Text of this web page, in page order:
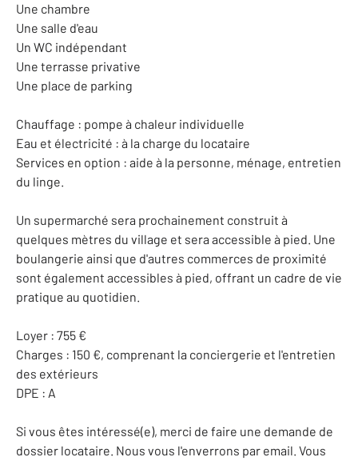
Une chambre
Une salle d'eau
Un WC indépendant
Une terrasse privative
Une place de parking
Chauffage : pompe à chaleur individuelle
Eau et électricité : à la charge du locataire
Services en option : aide à la personne, ménage, entretien
du linge.
Un supermarché sera prochainement construit à
quelques mètres du village et sera accessible à pied. Une
boulangerie ainsi que d'autres commerces de proximité
sont également accessibles à pied, offrant un cadre de vie
pratique au quotidien.
Loyer : 755 €
Charges : 150 €, comprenant la conciergerie et l'entretien
des extérieurs
DPE : A
Si vous êtes intéressé(e), merci de faire une demande de
dossier locataire. Nous vous l'enverrons par email. Vous